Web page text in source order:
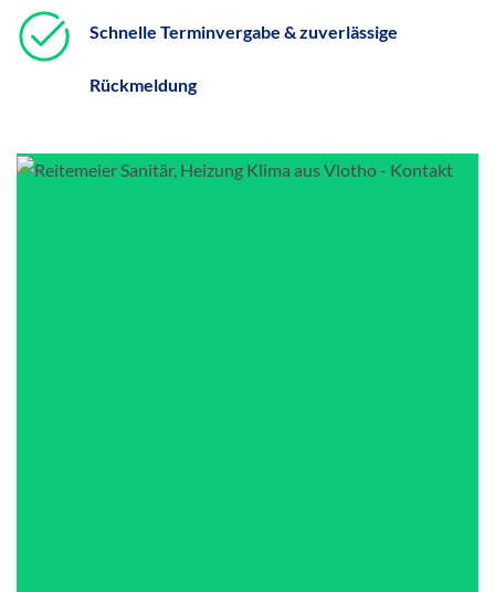
Schnelle Terminvergabe & zuverlässige
Rückmeldung